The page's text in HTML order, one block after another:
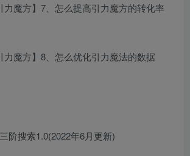
力魔方】7、怎么提高引力魔方的转化率
力魔方】8、怎么优化引力魔法的数据
阶搜索1.0(2022年6月更新)